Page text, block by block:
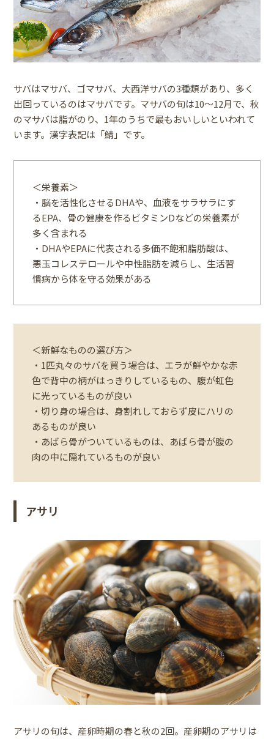
サバはマサバ、ゴマサバ、大西洋サバの3種類があり、多く
出回っているのはマサバです。マサバの旬は10～12月で、秋
のマサバは脂がのり、1年のうちで最もおいしいといわれて
います。漢字表記は「鯖」です。
＜栄養素＞
・脳を活性化させるDHAや、血液をサラサラにす
るEPA、骨の健康を作るビタミンDなどの栄養素が
多く含まれる
・DHAやEPAに代表される多価不飽和脂肪酸は、
悪玉コレステロールや中性脂肪を減らし、生活習
慣病から体を守る効果がある
＜新鮮なものの選び方＞
・1匹丸々のサバを買う場合は、エラが鮮やかな赤
色で背中の柄がはっきりしているもの、腹が虹色
に光っているものが良い
・切り身の場合は、身割れしておらず皮にハリの
あるものが良い
・あばら骨がついているものは、あばら骨が腹の
肉の中に隠れているものが良い
アサリ
アサリの旬は、産卵時期の春と秋の2回。産卵期のアサリは